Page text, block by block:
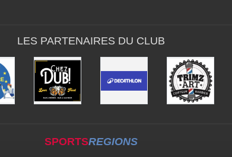
LES PARTENAIRES DU CLUB
SPORTSREGIONS